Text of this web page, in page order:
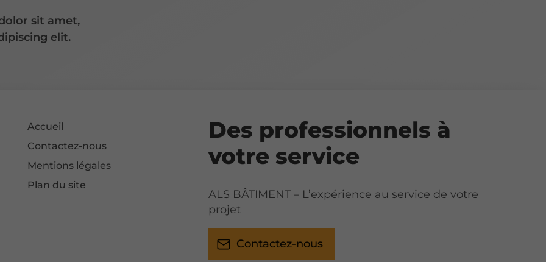
sit amet,
elit.
Accueil
Contactez-nous
Mentions légales
Plan du site
Des professionnels à
votre service
ALS BÂTIMENT – L’expérience au service de votre
projet
Contactez-nous